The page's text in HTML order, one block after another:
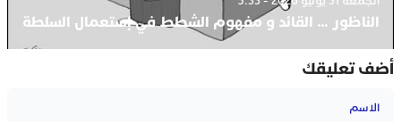
الناظور … القائد و مفهوم الشطط في إستعمال السلطة
أضف تعليقك